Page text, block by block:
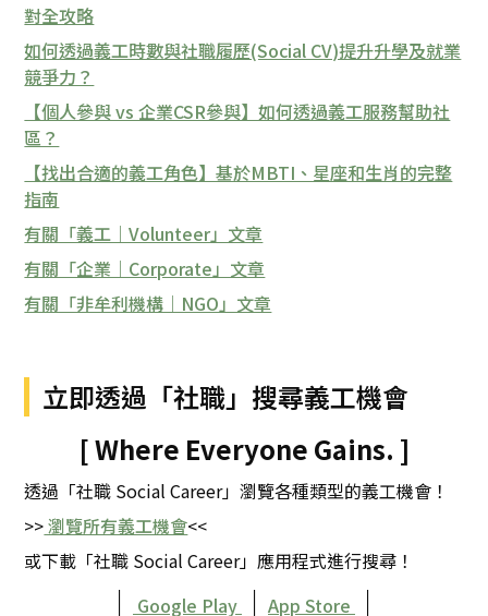
對全攻略
如何透過義工時數與社職履歷(Social CV)提升升學及就業
競爭力？
【個人參與 vs 企業CSR參與】如何透過義工服務幫助社
區？
【找出合適的義工角色】基於MBTI、星座和生肖的完整
指南
有關「義工｜Volunteer」文章
有關「企業｜Corporate」文章
有關「非牟利機構｜NGO」文章
立即透過「社職」搜尋義工機會
[ Where Everyone Gains. ]
透過「社職 Social Career」瀏覽各種類型的義工機會！
>>瀏覽所有義工機會<<
或下載「社職 Social Career」應用程式進行搜尋！
｜ Google Play ｜ App Store ｜